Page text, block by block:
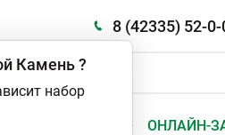
8 (42335) 52-0-
ОНЛАЙН-
Камень?
набор